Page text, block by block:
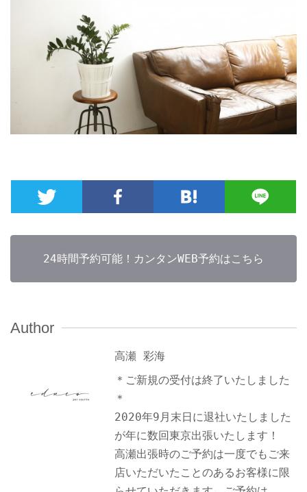
24時間予約可能！カンタンWEB予約はこちら
Author
高瀬 彩海
＊ご新規の受付は終了いたしました
＊
2020年9月末日に退社いたしました
が年に数回東京出張いたします！
高瀬出張時のご予約は一度でもご来
店いただいたことのあるお客様に限